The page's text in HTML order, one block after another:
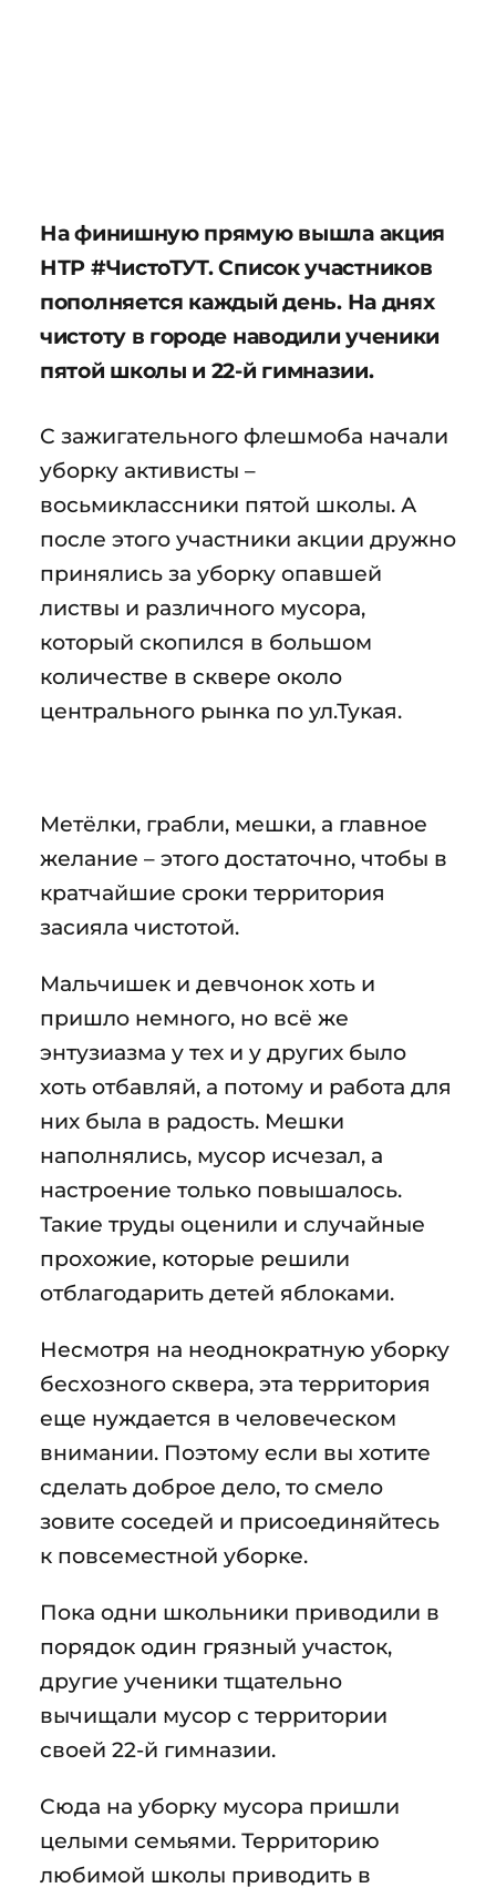
На финишную прямую вышла акция
НТР #ЧистоТУТ. Список участников
пополняется каждый день. На днях
чистоту в городе наводили ученики
пятой школы и 22-й гимназии.
С зажигательного флешмоба начали
уборку активисты –
восьмиклассники пятой школы. А
после этого участники акции дружно
принялись за уборку опавшей
листвы и различного мусора,
который скопился в большом
количестве в сквере около
центрального рынка по ул.Тукая.
Метёлки, грабли, мешки, а главное
желание – этого достаточно, чтобы в
кратчайшие сроки территория
засияла чистотой.
Мальчишек и девчонок хоть и
пришло немного, но всё же
энтузиазма у тех и у других было
хоть отбавляй, а потому и работа для
них была в радость. Мешки
наполнялись, мусор исчезал, а
настроение только повышалось.
Такие труды оценили и случайные
прохожие, которые решили
отблагодарить детей яблоками.
Несмотря на неоднократную уборку
бесхозного сквера, эта территория
еще нуждается в человеческом
внимании. Поэтому если вы хотите
сделать доброе дело, то смело
зовите соседей и присоединяйтесь
к повсеместной уборке.
Пока одни школьники приводили в
порядок один грязный участок,
другие ученики тщательно
вычищали мусор с территории
своей 22-й гимназии.
Сюда на уборку мусора пришли
целыми семьями. Территорию
любимой школы приводить в